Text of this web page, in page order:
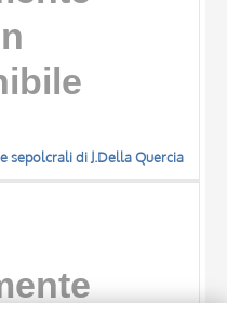
sepolcrali di J.Della Quercia